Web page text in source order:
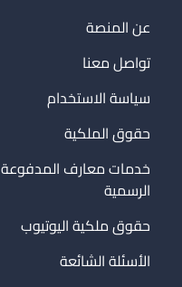
عن المنصة
تواصل معنا
سياسة الاستخدام
حقوق الملكية
خدمات معارف المدفوعة
الرسمية
حقوق ملكية اليوتيوب
الأسئلة الشائعة